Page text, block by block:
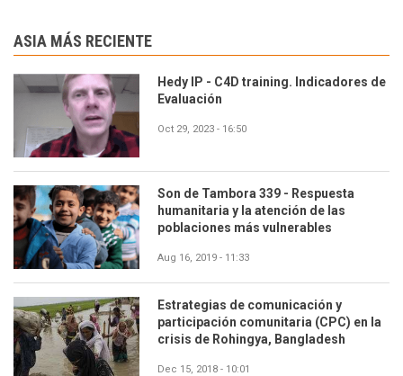
ASIA MÁS RECIENTE
Hedy IP - C4D training. Indicadores de
Evaluación
Oct 29, 2023 - 16:50
Son de Tambora 339 - Respuesta
humanitaria y la atención de las
poblaciones más vulnerables
Aug 16, 2019 - 11:33
Estrategias de comunicación y
participación comunitaria (CPC) en la
crisis de Rohingya, Bangladesh
Dec 15, 2018 - 10:01